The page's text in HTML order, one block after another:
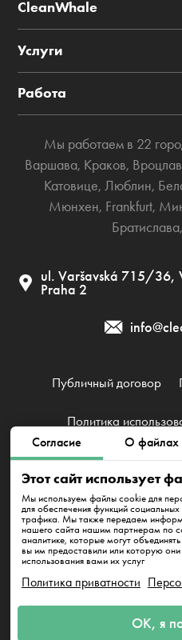
Согласие О файлах
Этот сайт использует
Мы используем файлы cookie для
для обеспечения функций
трафика. Мы также передаем
нашего сайта нашим партнерам по
аналитике, которые могут
вы им предоставили или которую
использования вами их услуг
Политика приватности
ОК, я
CleanWhale
Услуги
Работа
Мы работаем в 22
Варшава, Краков, Вроцлав
Катовице, Люблин,
Мюнхен, Frankfurt,
Братислава,
ul. Varšavská 715/36,
Praha 2
Публичный договор
Политика
Clean Whale CZ s.r.o.,
Korunní 1164/49,
Напишите